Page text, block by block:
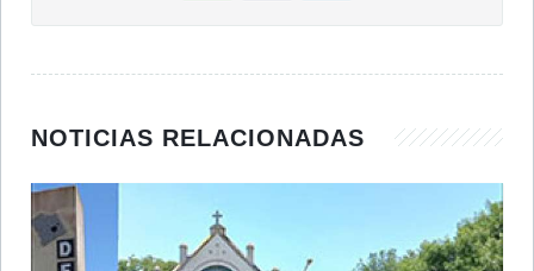
NOTICIAS RELACIONADAS